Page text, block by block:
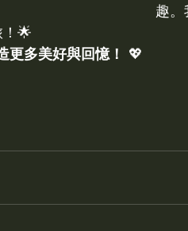
趣
🌟
多美好與回憶！ 💖